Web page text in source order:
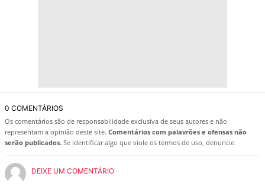
0 COMENTÁRIOS
Os comentários são de responsabilidade exclusiva de seus autores e não
representam a opinião deste site. Comentários com palavrões e ofensas não
serão publicados. Se identificar algo que viole os termos de uso, denuncie.
DEIXE UM COMENTÁRIO